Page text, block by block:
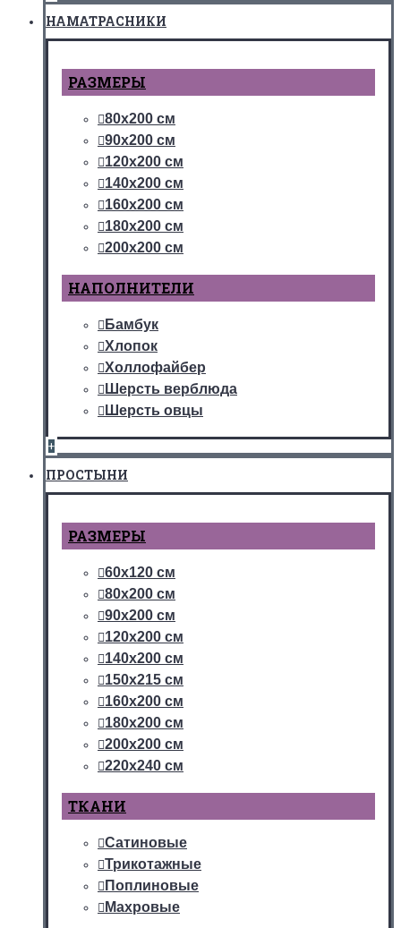
НАМАТРАСНИКИ
РАЗМЕРЫ
80х200 см
90х200 см
120х200 см
140х200 см
160х200 см
180х200 см
200х200 см
НАПОЛНИТЕЛИ
Бамбук
Хлопок
Холлофайбер
Шерсть верблюда
Шерсть овцы
+
ПРОСТЫНИ
РАЗМЕРЫ
60х120 см
80х200 см
90х200 см
120х200 см
140х200 см
150х215 см
160х200 см
180х200 см
200х200 см
220х240 см
ТКАНИ
Сатиновые
Трикотажные
Поплиновые
Махровые